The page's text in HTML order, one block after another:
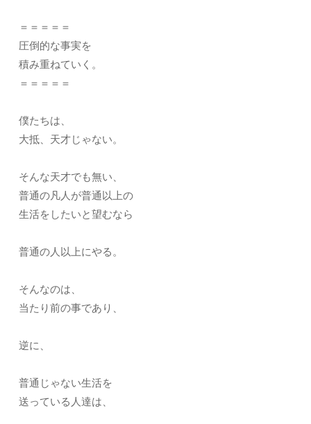
＝＝＝＝＝
圧倒的な事実を
積み重ねていく。
＝＝＝＝＝
僕たちは、
大抵、天才じゃない。
そんな天才でも無い、
普通の凡人が普通以上の
生活をしたいと望むなら
普通の人以上にやる。
そんなのは、
当たり前の事であり、
逆に、
普通じゃない生活を
送っている人達は、